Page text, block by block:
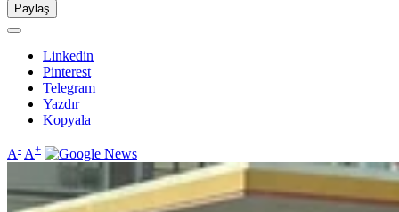
Paylaş
Linkedin
Pinterest
Telegram
Yazdır
Kopyala
A- A+